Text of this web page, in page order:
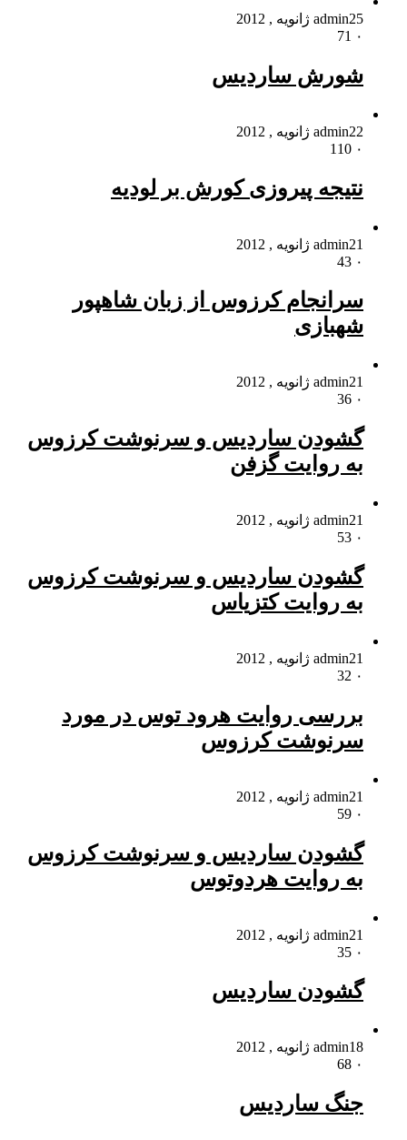
admin25 ژانویه , 2012
۰
شورش ساردیس
admin22 ژانویه , 2012
۰
نتیجه پیروزی کورش بر لودیه
admin21 ژانویه , 2012
۰
سرانجام کرزوس از زبان شاهپور
شهبازی
admin21 ژانویه , 2012
۰
گشودن ساردیس و سرنوشت کرزوس
به روایت گزفن
admin21 ژانویه , 2012
۰
گشودن ساردیس و سرنوشت کرزوس
به روایت کتزیاس
admin21 ژانویه , 2012
۰
بررسی روایت هرود توس در مورد
سرنوشت کرزوس
admin21 ژانویه , 2012
۰
گشودن ساردیس و سرنوشت کرزوس
به روایت هردوتوس
admin21 ژانویه , 2012
۰
گشودن ساردیس
admin18 ژانویه , 2012
۰
جنگ ساردیس